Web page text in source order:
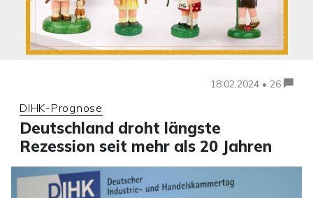
18.02.2024 • 26
DIHK-Prognose
Deutschland droht längste
Rezession seit mehr als 20 Jahren